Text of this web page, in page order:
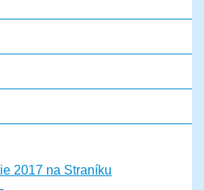
2017 na Straníku